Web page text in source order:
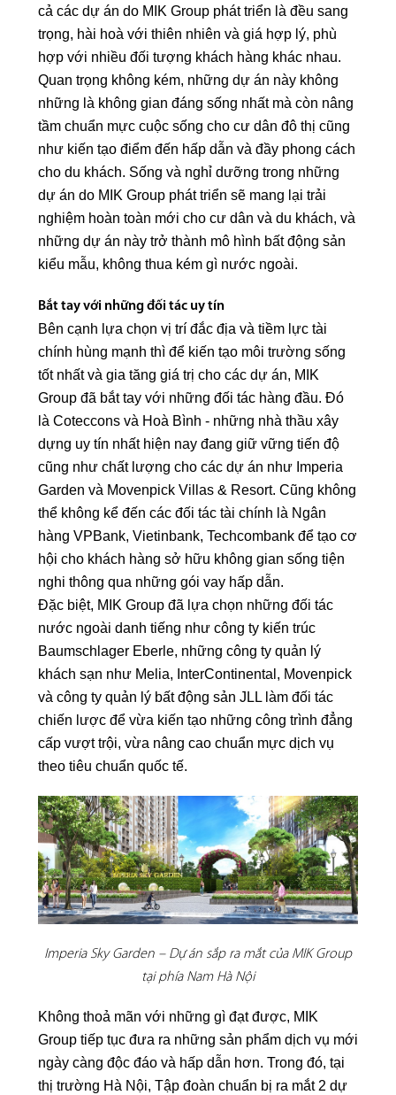
cả các dự án do MIK Group phát triển là đều sang
trọng, hài hoà với thiên nhiên và giá hợp lý, phù
hợp với nhiều đối tượng khách hàng khác nhau.
Quan trọng không kém, những dự án này không
những là không gian đáng sống nhất mà còn nâng
tầm chuẩn mực cuộc sống cho cư dân đô thị cũng
như kiến tạo điểm đến hấp dẫn và đầy phong cách
cho du khách. Sống và nghỉ dưỡng trong những
dự án do MIK Group phát triển sẽ mang lại trải
nghiệm hoàn toàn mới cho cư dân và du khách, và
những dự án này trở thành mô hình bất động sản
kiểu mẫu, không thua kém gì nước ngoài.
Bắt tay với những đối tác uy tín
Bên cạnh lựa chọn vị trí đắc địa và tiềm lực tài
chính hùng mạnh thì để kiến tạo môi trường sống
tốt nhất và gia tăng giá trị cho các dự án, MIK
Group đã bắt tay với những đối tác hàng đầu. Đó
là Coteccons và Hoà Bình - những nhà thầu xây
dựng uy tín nhất hiện nay đang giữ vững tiến độ
cũng như chất lượng cho các dự án như Imperia
Garden và Movenpick Villas & Resort. Cũng không
thể không kể đến các đối tác tài chính là Ngân
hàng VPBank, Vietinbank, Techcombank để tạo cơ
hội cho khách hàng sở hữu không gian sống tiện
nghi thông qua những gói vay hấp dẫn.
Đặc biệt, MIK Group đã lựa chọn những đối tác
nước ngoài danh tiếng như công ty kiến trúc
Baumschlager Eberle, những công ty quản lý
khách sạn như Melia, InterContinental, Movenpick
và công ty quản lý bất động sản JLL làm đối tác
chiến lược để vừa kiến tạo những công trình đẳng
cấp vượt trội, vừa nâng cao chuẩn mực dịch vụ
theo tiêu chuẩn quốc tế.
Imperia Sky Garden – Dự án sắp ra mắt của MIK Group
tại phía Nam Hà Nội
Không thoả mãn với những gì đạt được, MIK
Group tiếp tục đưa ra những sản phẩm dịch vụ mới
ngày càng độc đáo và hấp dẫn hơn. Trong đó, tại
thị trường Hà Nội, Tập đoàn chuẩn bị ra mắt 2 dự